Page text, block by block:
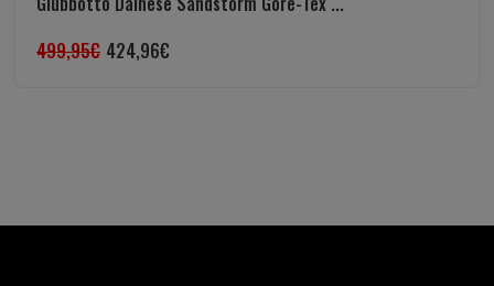
499,95€ 424,96€